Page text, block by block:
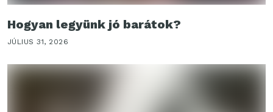
Hogyan legyünk jó barátok?
JÚLIUS 31, 2026